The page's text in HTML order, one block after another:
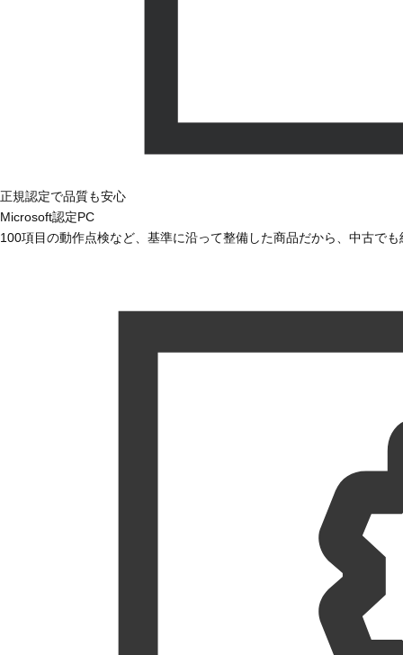
正規認定で品質も安心
Microsoft認定PC
100項目の動作点検など、基準に沿って整備した商品だから、中古で